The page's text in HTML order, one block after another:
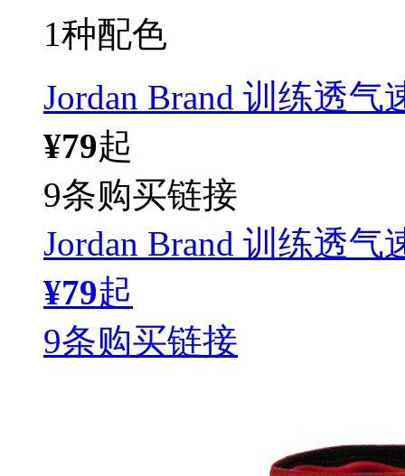
1种配色
Jordan Brand 训练透
¥79起
9条购买链接
Jordan Brand 训练透
¥79起
9条购买链接